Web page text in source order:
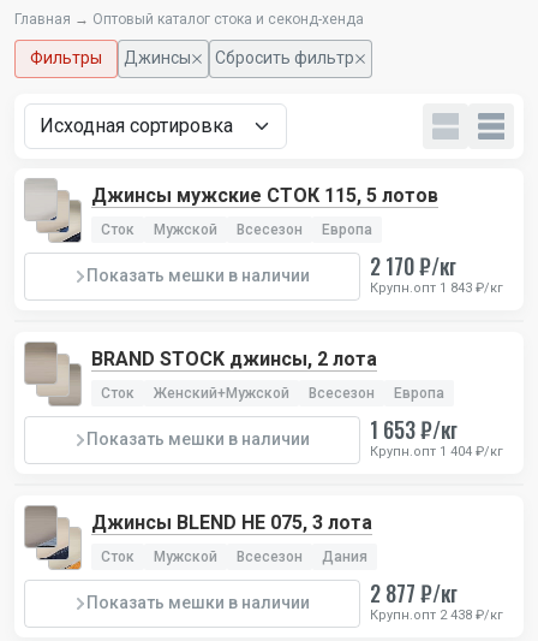
Главная → Оптовый каталог стока и секонд-хенда
Фильтры Джинсы Сбросить фильтр
Джинсы мужские СТОК 115, 5 лотов
Сток Мужской Всесезон Европа
Показать мешки в наличии 2 170 ₽/кг
Крупн.опт 1 843 ₽/кг
BRAND STOCK джинсы, 2 лота
Сток Женский+Мужской Всесезон Европа
Показать мешки в наличии 1 653 ₽/кг
Крупн.опт 1 404 ₽/кг
Джинсы BLEND HE 075, 3 лота
Сток Мужской Всесезон Дания
Показать мешки в наличии 2 877 ₽/кг
Крупн.опт 2 438 ₽/кг